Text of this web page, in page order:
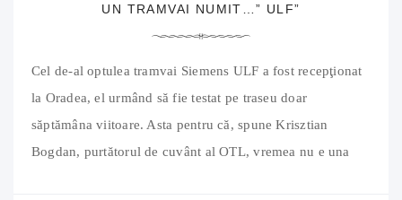
UN TRAMVAI NUMIT…” ULF”
Cel de-al optulea tramvai Siemens ULF a fost recepţionat
la Oradea, el urmând să fie testat pe traseu doar
săptămâna viitoare. Asta pentru că, spune Krisztian
Bogdan, purtătorul de cuvânt al OTL, vremea nu e una